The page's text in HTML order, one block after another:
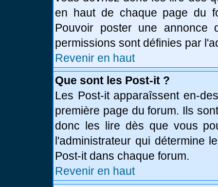
en haut de chaque page du
Pouvoir poster une annonce
permissions sont définies par
Revenir en haut
Que sont les Post-it ?
Les Post-it apparaîssent en-
première page du forum. Ils
donc les lire dès que vous
l'administrateur qui détermine
Post-it dans chaque forum.
Revenir en haut